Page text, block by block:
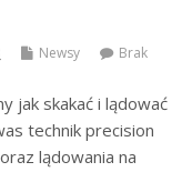
Newsy
Brak
jak skakać i lądować
technik precision
lądowania na